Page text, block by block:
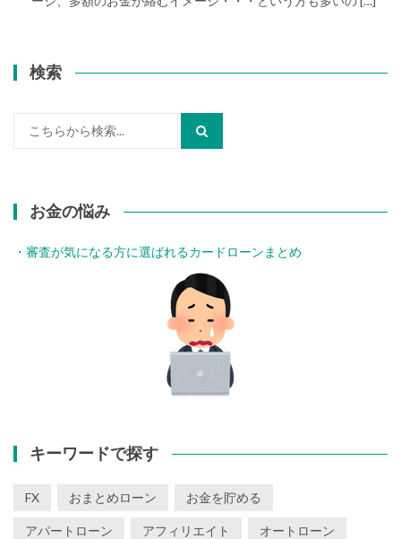
検索
お金の悩み
・審査が気になる方に選ばれるカードローンまとめ
キーワードで探す
FX おまとめローン お金を貯める
アパートローン アフィリエイト オートローン